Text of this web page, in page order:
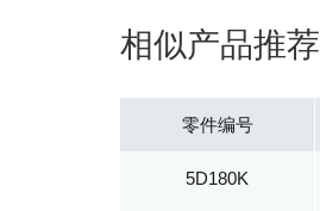
相似产品推荐
零件编号
5D180K